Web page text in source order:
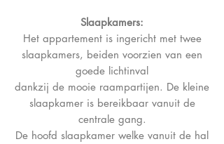
Slaapkamers:
Het appartement is ingericht met twee
slaapkamers, beiden voorzien van een
goede lichtinval
dankzij de mooie raampartijen. De kleine
slaapkamer is bereikbaar vanuit de
centrale gang.
De hoofd slaapkamer welke vanuit de hal